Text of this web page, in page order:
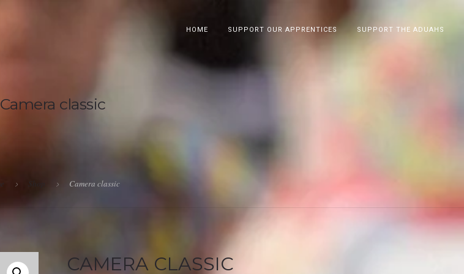
HOME SUPPORT OUR APPRENTICES SUPPORT THE ADUAHS
Camera classic
Shop Camera classic
CAMERA CLASSIC